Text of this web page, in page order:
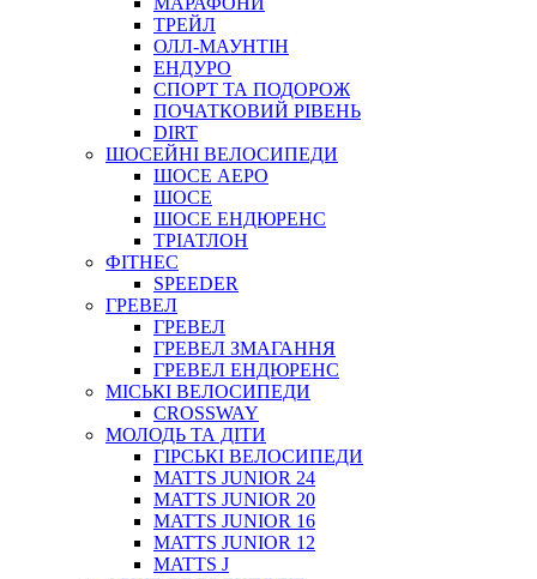
ТРЕЙЛ
ОЛЛ-МАУНТIН
ЕНДУРО
СПОРТ ТА ПОДОРОЖ
ПОЧАТКОВИЙ РIВЕНЬ
DIRT
ШОСЕЙНІ ВЕЛОСИПЕДИ
ШОСЕ АЕРО
ШОСЕ
ШОСЕ ЕНДЮРЕНС
ТРІАТЛОН
ФІТНЕС
SPEEDER
ГРЕВЕЛ
ГРЕВЕЛ
ГРЕВЕЛ ЗМАГАННЯ
ГРЕВЕЛ ЕНДЮРЕНС
МІСЬКІ ВЕЛОСИПЕДИ
CROSSWAY
МОЛОДЬ ТА ДІТИ
ГIРСЬКI ВЕЛОСИПЕДИ
MATTS JUNIOR 24
MATTS JUNIOR 20
MATTS JUNIOR 16
MATTS JUNIOR 12
MATTS J